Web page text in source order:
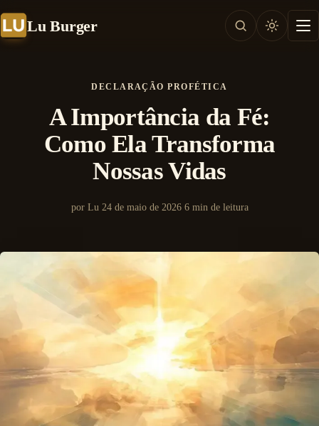
Lu Burger
DECLARAÇÃO PROFÉTICA
A Importância da Fé:
Como Ela Transforma
Nossas Vidas
por Lu 24 de maio de 2026 6 min de leitura